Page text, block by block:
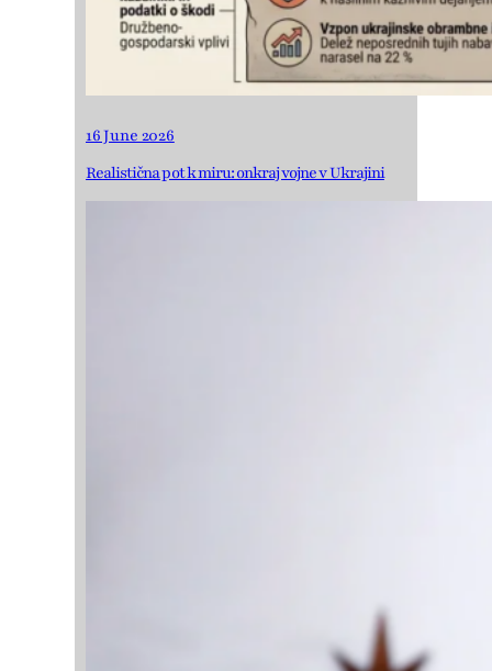
16 June 2026
Realistična pot k miru: onkraj vojne v Ukrajini